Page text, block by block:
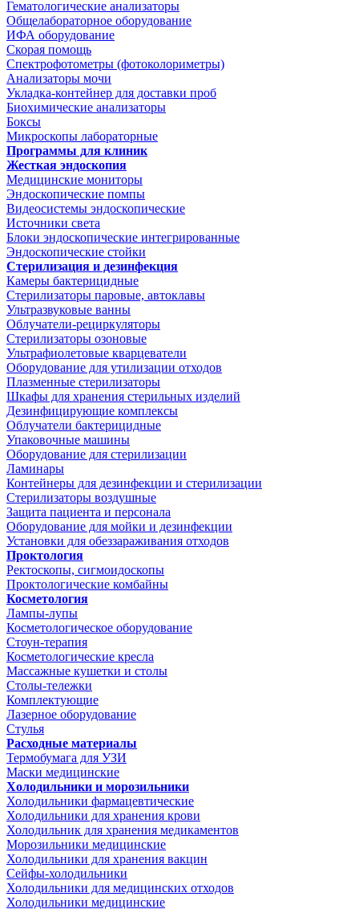
Гематологические анализаторы
Общелабораторное оборудование
ИФА оборудование
Скорая помощь
Спектрофотометры (фотоколориметры)
Анализаторы мочи
Укладка-контейнер для доставки проб
Биохимические анализаторы
Боксы
Микроскопы лабораторные
Программы для клиник
Жесткая эндоскопия
Медицинские мониторы
Эндоскопические помпы
Видеосистемы эндоскопические
Источники света
Блоки эндоскопические интегрированные
Эндоскопические стойки
Стерилизация и дезинфекция
Камеры бактерицидные
Стерилизаторы паровые, автоклавы
Ультразвуковые ванны
Облучатели-рециркуляторы
Стерилизаторы озоновые
Ультрафиолетовые кварцеватели
Оборудование для утилизации отходов
Плазменные стерилизаторы
Шкафы для хранения стерильных изделий
Дезинфицирующие комплексы
Облучатели бактерицидные
Упаковочные машины
Оборудование для стерилизации
Ламинары
Контейнеры для дезинфекции и стерилизации
Стерилизаторы воздушные
Защита пациента и персонала
Оборудование для мойки и дезинфекции
Установки для обеззараживания отходов
Проктология
Ректоскопы, сигмоидоскопы
Проктологические комбайны
Косметология
Лампы-лупы
Косметологическое оборудование
Стоун-терапия
Косметологические кресла
Массажные кушетки и столы
Столы-тележки
Комплектующие
Лазерное оборудование
Стулья
Расходные материалы
Термобумага для УЗИ
Маски медицинские
Холодильники и морозильники
Холодильники фармацевтические
Холодильники для хранения крови
Холодильник для хранения медикаментов
Морозильники медицинские
Холодильники для хранения вакцин
Сейфы-холодильники
Холодильники для медицинских отходов
Холодильники медицинские